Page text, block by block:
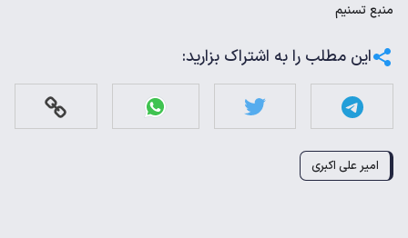
منبعتسنیم
این مطلب را به اشتراک بزارید:
امیر علی اکبری